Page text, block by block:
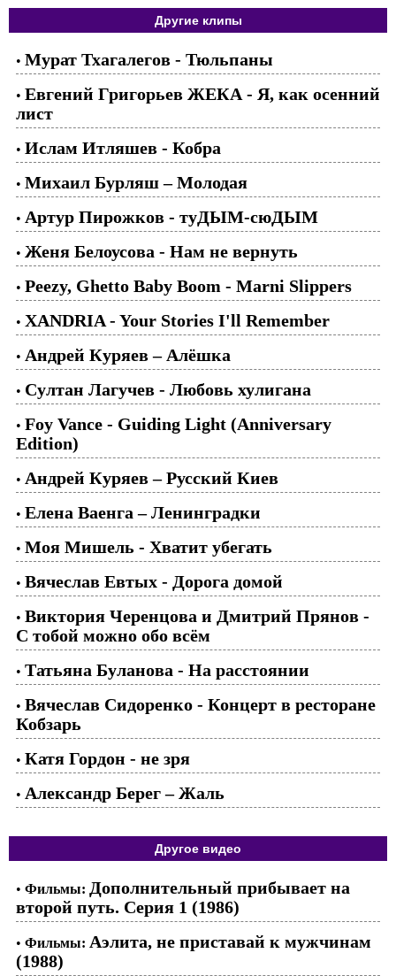
Другие клипы
• Мурат Тхагалегов - Тюльпаны
• Евгений Григорьев ЖЕКА - Я, как осенний
лист
• Ислам Итляшев - Кобра
• Михаил Бурляш – Молодая
• Артур Пирожков - туДЫМ-сюДЫМ
• Женя Белоусова - Нам не вернуть
• Peezy, Ghetto Baby Boom - Marni Slippers
• XANDRIA - Your Stories I'll Remember
• Андрей Куряев – Алёшка
• Cултан Лагучев - Любовь хулигана
• Foy Vance - Guiding Light (Anniversary
Edition)
• Андрей Куряев – Русский Киев
• Елена Ваенга – Ленинградки
• Моя Мишель - Хватит убегать
• Вячеслав Евтых - Дорога домой
• Виктория Черенцова и Дмитрий Прянов -
С тобой можно обо всём
• Татьяна Буланова - На расстоянии
• Вячеслав Сидоренко - Концерт в ресторане
Кобзарь
• Катя Гордон - не зря
• Александр Берег – Жаль
Другое видео
• Фильмы: Дополнительный прибывает на
второй путь. Серия 1 (1986)
• Фильмы: Аэлита, не приставай к мужчинам
(1988)